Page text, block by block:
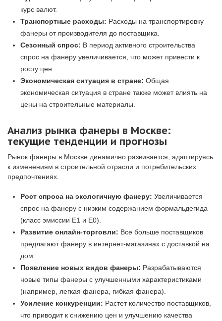
курс валют.
Транспортные расходы: Расходы на транспортировку
фанеры от производителя до поставщика.
Сезонный спрос: В период активного строительства
спрос на фанеру увеличивается, что может привести к
росту цен.
Экономическая ситуация в стране: Общая
экономическая ситуация в стране также может влиять на
цены на строительные материалы.
Анализ рынка фанеры в Москве:
текущие тенденции и прогнозы
Рынок фанеры в Москве динамично развивается, адаптируясь
к изменениям в строительной отрасли и потребительских
предпочтениях.
Рост спроса на экологичную фанеру: Увеличивается
спрос на фанеру с низким содержанием формальдегида
(класс эмиссии E1 и E0).
Развитие онлайн-торговли: Все больше поставщиков
предлагают фанеру в интернет-магазинах с доставкой на
дом.
Появление новых видов фанеры: Разрабатываются
новые типы фанеры с улучшенными характеристиками
(например, легкая фанера, гибкая фанера).
Усиление конкуренции: Растет количество поставщиков,
что приводит к снижению цен и улучшению качества